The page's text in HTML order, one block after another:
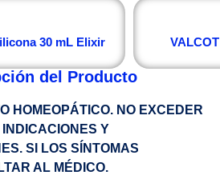
30 mL Elixir
del Producto
HOMEOPÁTICO. NO EXCEDER
Y
SI LOS SÍNTOMAS
AL MÉDICO.